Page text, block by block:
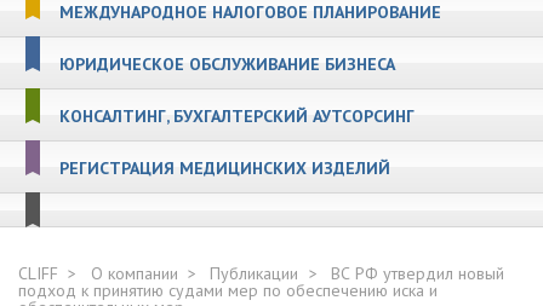
МЕЖДУНАРОДНОЕ НАЛОГОВОЕ ПЛАНИРОВАНИЕ
ЮРИДИЧЕСКОЕ ОБСЛУЖИВАНИЕ БИЗНЕСА
КОНСАЛТИНГ, БУХГАЛТЕРСКИЙ АУТСОРСИНГ
РЕГИСТРАЦИЯ МЕДИЦИНСКИХ ИЗДЕЛИЙ
CLIFF О компании Публикации ВС РФ утвердил новый
подход к принятию судами мер по обеспечению иска и